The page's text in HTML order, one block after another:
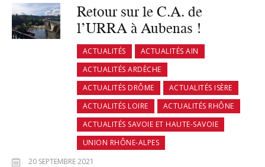
Retour sur le C.A. de
l’URRA à Aubenas !
ACTUALITÉS
ACTUALITÉS AIN
ACTUALITÉS ARDÈCHE
ACTUALITÉS DRÔME
ACTUALITÉS ISÈRE
ACTUALITÉS LOIRE
ACTUALITÉS RHÔNE
ACTUALITÉS SAVOIE ET HAUTE-SAVOIE
UNION RHÔNE-ALPES
20 SEPTEMBRE 2021